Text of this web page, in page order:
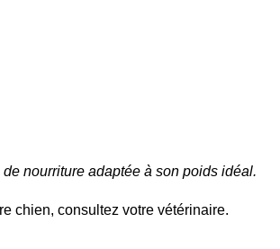
nourriture adaptée à son poids idéal.
chien, consultez votre vétérinaire.